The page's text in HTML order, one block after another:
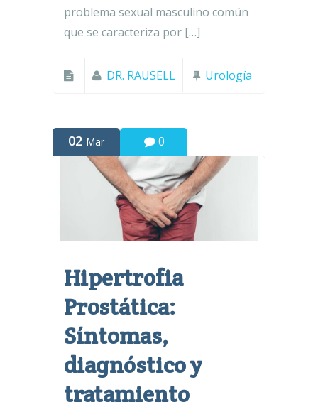
problema sexual masculino común
que se caracteriza por […]
DR. RAUSELL Urología
02 Mar 0
Hipertrofia
Prostática:
Síntomas,
diagnóstico y
tratamiento